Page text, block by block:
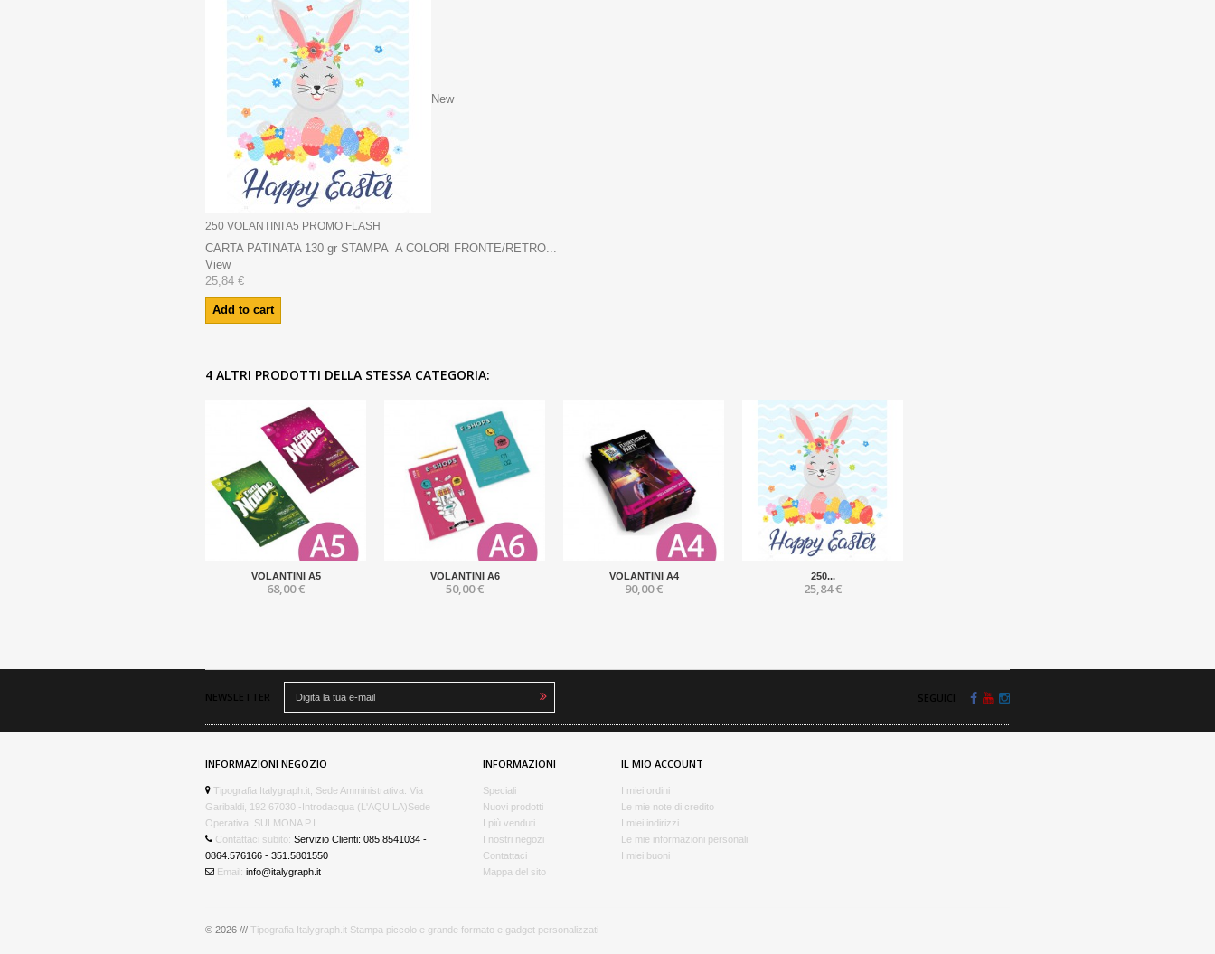
New
250 VOLANTINI A5 PROMO FLASH
CARTA PATINATA 130 gr STAMPA A COLORI FRONTE/RETRO...
View
25,84 €
Add to cart
4 ALTRI PRODOTTI DELLA STESSA CATEGORIA:
VOLANTINI A5
68,00 €
VOLANTINI A6
50,00 €
VOLANTINI A4
90,00 €
250...
25,84 €
NEWSLETTER SEGUICI
INFORMAZIONI NEGOZIO
Tipografia Italygraph.it, Sede Amministrativa: Via
Garibaldi, 192 67030 -Introdacqua (L'AQUILA)Sede
Operativa: SULMONA P.I.
Contattaci subito: Servizio Clienti: 085.8541034 -
0864.576166 - 351.5801550
Email: info@italygraph.it
INFORMAZIONI
Speciali
Nuovi prodotti
I più venduti
I nostri negozi
Contattaci
Mappa del sito
© 2026 /// Tipografia Italygraph.it Stampa piccolo e grande formato e gadget personalizzati -
IL MIO ACCOUNT
I miei ordini
Le mie note di credito
I miei indirizzi
Le mie informazioni personali
I miei buoni